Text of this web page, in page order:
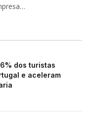
dos turistas
e aceleram